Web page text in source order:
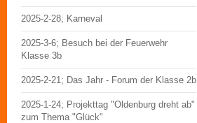
2025-2-28; Karneval
2025-3-6; Besuch bei der Feuerwehr
Klasse 3b
2025-2-21; Das Jahr - Forum der Klasse 2b
2025-1-24; Projekttag "Oldenburg dreht ab"
zum Thema "Glück"